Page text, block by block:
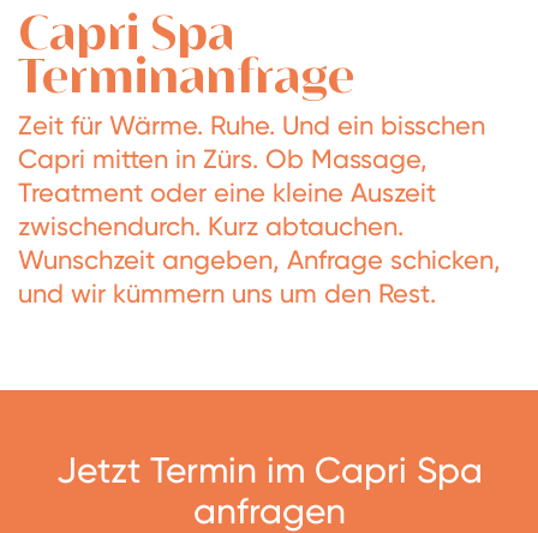
Capri Spa
Terminanfrage
Zeit für Wärme. Ruhe. Und ein bisschen
Capri mitten in Zürs. Ob Massage,
Treatment oder eine kleine Auszeit
zwischendurch. Kurz abtauchen.
Wunschzeit angeben, Anfrage schicken,
und wir kümmern uns um den Rest.
Jetzt Termin im Capri Spa
anfragen